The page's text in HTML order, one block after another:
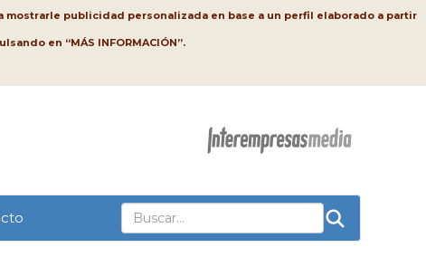
publicidad personalizada en base a un perfil elaborado a partir
en “MÁS INFORMACIÓN”.